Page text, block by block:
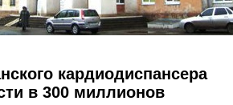
кардиодиспансера
в 300 миллионов